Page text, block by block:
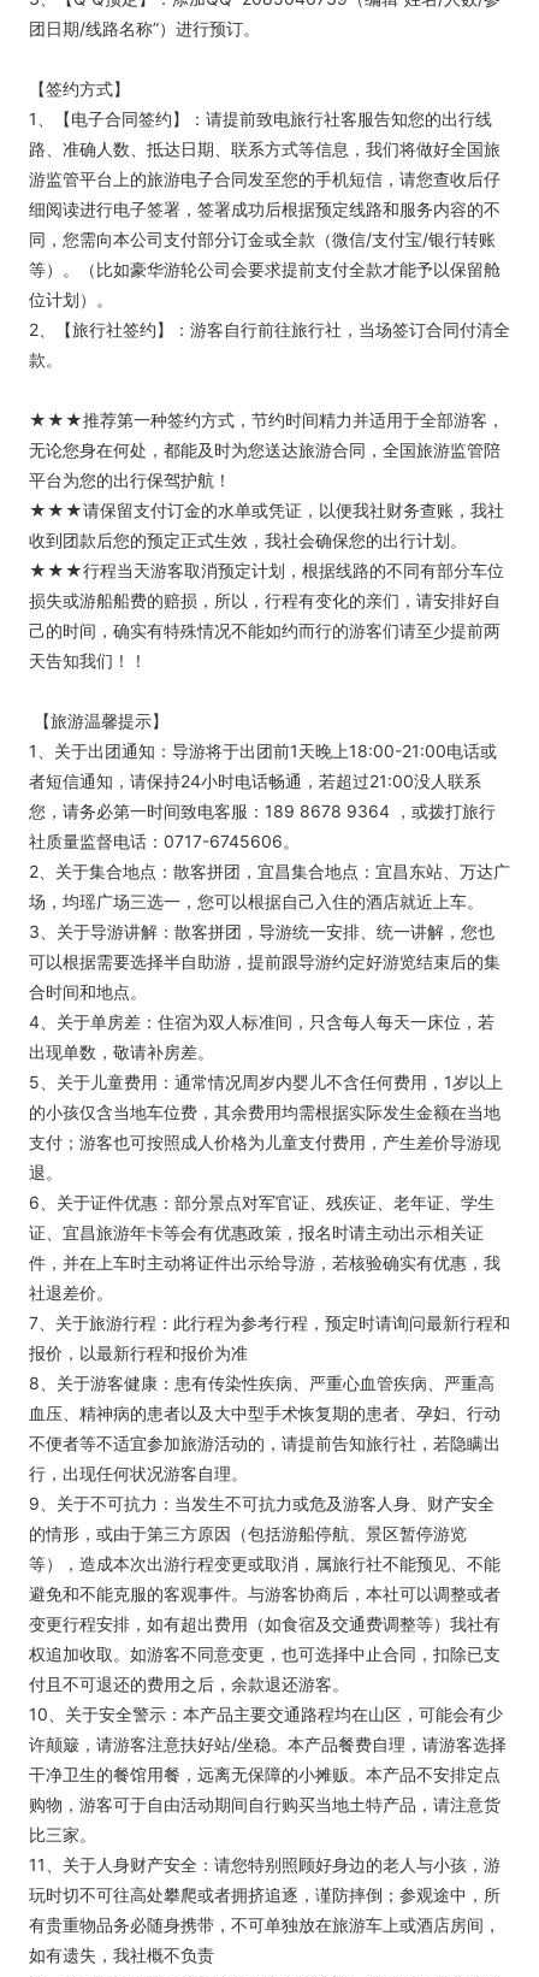
团日期/线路名称”）进行预订。
【签约方式】
1、【电子合同签约】：请提前致电旅行社客服告知您的出行线
路、准确人数、抵达日期、联系方式等信息，我们将做好全国旅
游监管平台上的旅游电子合同发至您的手机短信，请您查收后仔
细阅读进行电子签署，签署成功后根据预定线路和服务内容的不
同，您需向本公司支付部分订金或全款（微信/支付宝/银行转账
等）。（比如豪华游轮公司会要求提前支付全款才能予以保留舱
位计划）。
2、【旅行社签约】：游客自行前往旅行社，当场签订合同付清全
款。
★★★推荐第一种签约方式，节约时间精力并适用于全部游客，
无论您身在何处，都能及时为您送达旅游合同，全国旅游监管陪
平台为您的出行保驾护航！
★★★请保留支付订金的水单或凭证，以便我社财务查账，我社
收到团款后您的预定正式生效，我社会确保您的出行计划。
★★★行程当天游客取消预定计划，根据线路的不同有部分车位
损失或游船船费的赔损，所以，行程有变化的亲们，请安排好自
己的时间，确实有特殊情况不能如约而行的游客们请至少提前两
天告知我们！！
【旅游温馨提示】
1、关于出团通知：导游将于出团前1天晚上18:00-21:00电话或
者短信通知，请保持24小时电话畅通，若超过21:00没人联系
您，请务必第一时间致电客服：189 8678 9364 ，或拨打旅行
社质量监督电话：0717-6745606。
2、关于集合地点：散客拼团，宜昌集合地点：宜昌东站、万达广
场，均瑶广场三选一，您可以根据自己入住的酒店就近上车。
3、关于导游讲解：散客拼团，导游统一安排、统一讲解，您也
可以根据需要选择半自助游，提前跟导游约定好游览结束后的集
合时间和地点。
4、关于单房差：住宿为双人标准间，只含每人每天一床位，若
出现单数，敬请补房差。
5、关于儿童费用：通常情况周岁内婴儿不含任何费用，1岁以上
的小孩仅含当地车位费，其余费用均需根据实际发生金额在当地
支付；游客也可按照成人价格为儿童支付费用，产生差价导游现
退。
6、关于证件优惠：部分景点对军官证、残疾证、老年证、学生
证、宜昌旅游年卡等会有优惠政策，报名时请主动出示相关证
件，并在上车时主动将证件出示给导游，若核验确实有优惠，我
社退差价。
7、关于旅游行程：此行程为参考行程，预定时请询问最新行程和
报价，以最新行程和报价为准
8、关于游客健康：患有传染性疾病、严重心血管疾病、严重高
血压、精神病的患者以及大中型手术恢复期的患者、孕妇、行动
不便者等不适宜参加旅游活动的，请提前告知旅行社，若隐瞒出
行，出现任何状况游客自理。
9、关于不可抗力：当发生不可抗力或危及游客人身、财产安全
的情形，或由于第三方原因（包括游船停航、景区暂停游览
等），造成本次出游行程变更或取消，属旅行社不能预见、不能
避免和不能克服的客观事件。与游客协商后，本社可以调整或者
变更行程安排，如有超出费用（如食宿及交通费调整等）我社有
权追加收取。如游客不同意变更，也可选择中止合同，扣除已支
付且不可退还的费用之后，余款退还游客。
10、关于安全警示：本产品主要交通路程均在山区，可能会有少
许颠簸，请游客注意扶好站/坐稳。本产品餐费自理，请游客选择
干净卫生的餐馆用餐，远离无保障的小摊贩。本产品不安排定点
购物，游客可于自由活动期间自行购买当地土特产品，请注意货
比三家。
11、关于人身财产安全：请您特别照顾好身边的老人与小孩，游
玩时切不可往高处攀爬或者拥挤追逐，谨防摔倒；参观途中，所
有贵重物品务必随身携带，不可单独放在旅游车上或酒店房间，
如有遗失，我社概不负责